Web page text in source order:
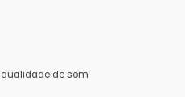
de som